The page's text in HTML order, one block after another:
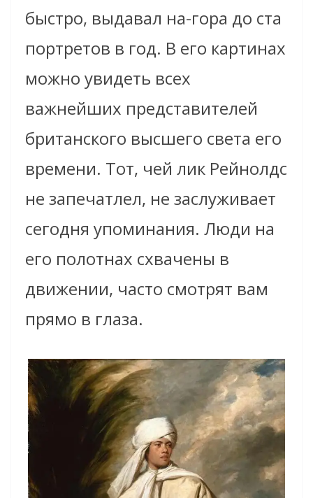
быстро, выдавал на-гора до ста
портретов в год. В его картинах
можно увидеть всех
важнейших представителей
британского высшего света его
времени. Тот, чей лик Рейнолдс
не запечатлел, не заслуживает
сегодня упоминания. Люди на
его полотнах схвачены в
движении, часто смотрят вам
прямо в глаза.